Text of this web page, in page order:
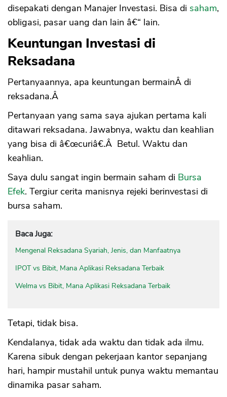
disepakati dengan Manajer Investasi. Bisa di saham,
obligasi, pasar uang dan lain â€“ lain.
Keuntungan Investasi di
Reksadana
Pertanyaannya, apa keuntungan bermainÂ di
reksadana.Â
Pertanyaan yang sama saya ajukan pertama kali
ditawari reksadana. Jawabnya, waktu dan keahlian
yang bisa di â€œcuriâ€.Â Betul. Waktu dan
keahlian.
Saya dulu sangat ingin bermain saham di Bursa
Efek. Tergiur cerita manisnya rejeki berinvestasi di
bursa saham.
Baca Juga:
Mengenal Reksadana Syariah, Jenis, dan Manfaatnya
IPOT vs Bibit, Mana Aplikasi Reksadana Terbaik
Welma vs Bibit, Mana Aplikasi Reksadana Terbaik
Tetapi, tidak bisa.
Kendalanya, tidak ada waktu dan tidak ada ilmu.
Karena sibuk dengan pekerjaan kantor sepanjang
hari, hampir mustahil untuk punya waktu memantau
dinamika pasar saham.